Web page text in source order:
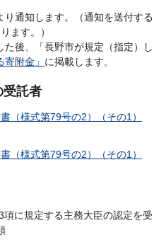
通知します。（通知を送付する
ます。）
後、「長野市が規定（指定）し
寄附金」 に掲載します。
受託者
（様式第79号の2）（その1）
（様式第79号の2）（その1）
に規定する主務大臣の認定を受